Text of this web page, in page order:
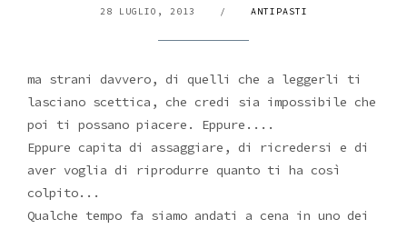
28 LUGLIO, 2013 / ANTIPASTI
ma strani davvero, di quelli che a leggerli ti
lasciano scettica, che credi sia impossibile che
poi ti possano piacere. Eppure....
Eppure capita di assaggiare, di ricredersi e di
aver voglia di riprodurre quanto ti ha così
colpito...
Qualche tempo fa siamo andati a cena in uno dei